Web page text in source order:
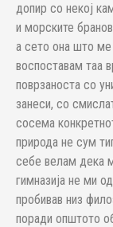
допир со некој
и морските
а сето она што ме
воспоставам таа
поврзаноста со
занеси, со
сосема
природа не сум
себе велам дека
гимназија не ми
пробивав низ
поради општото